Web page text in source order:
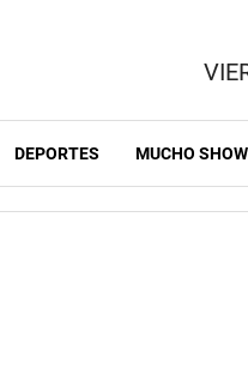
DEPORTES MUCHO SHOW